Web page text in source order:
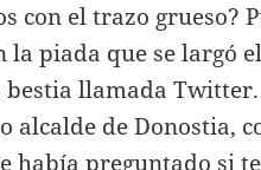
con el trazo grueso?
la piada que se largó
bestia llamada
alcalde de Donostia,
había preguntado si